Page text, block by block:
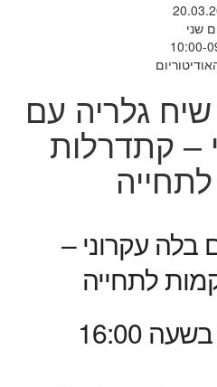
שני
10:00-
גלריה עם
– קתדרלות
בלה עקרוני –
לתחייה